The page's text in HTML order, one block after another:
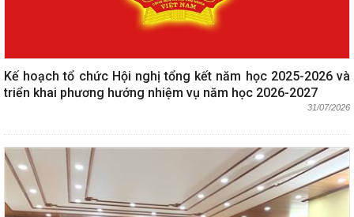
Kế hoạch tổ chức Hội nghị tổng kết năm học 2025-2026 và
triển khai phương hướng nhiệm vụ năm học 2026-2027
31/07/2026